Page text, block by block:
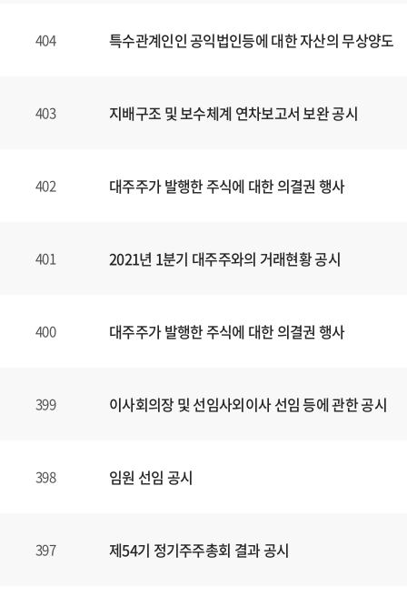
404 특수관계인인 공익법인등에 대한 자산의 무상양도
403 지배구조 및 보수체계 연차보고서 보완 공시
402 대주주가 발행한 주식에 대한 의결권 행사
401 2021년 1분기 대주주와의 거래현황 공시
400 대주주가 발행한 주식에 대한 의결권 행사
399 이사회의장 및 선임사외이사 선임 등에 관한 공시
398 임원 선임 공시
397 제54기 정기주주총회 결과 공시